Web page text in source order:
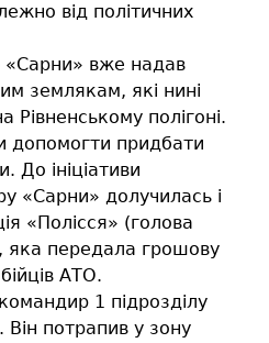
від політичних
«Сарни» вже надав
землякам, які нині
Рівненському полігоні.
допомогти придбати
До ініціативи
«Сарни» долучилась і
«Полісся» (голова
яка передала грошову
АТО.
1 підрозділу
Він потрапив у зону